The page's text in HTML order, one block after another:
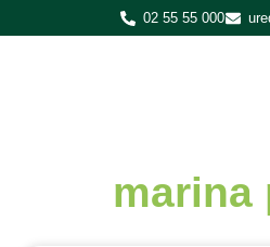
02 55 55 000
marina